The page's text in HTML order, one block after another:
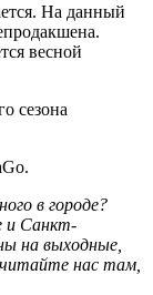
На данный
весной
сезона
в городе?
и Санкт-
на выходные,
нас там,